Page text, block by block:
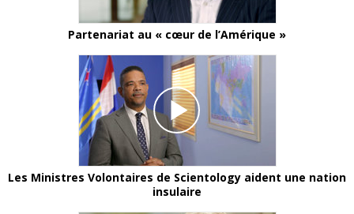
Partenariat au « cœur de l’Amérique »
Les Ministres Volontaires de Scientology aident une nation
insulaire